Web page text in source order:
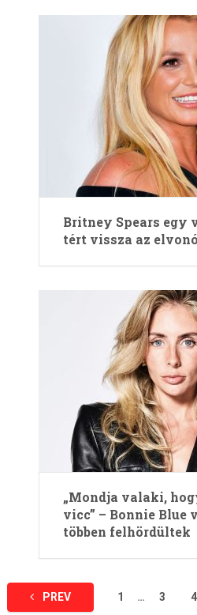
Britney Spears egy
tért vissza az
„Mondja valaki,
vicc” – Bonnie Blue
többen felhördültek
Bejegyzések
PREV 1 … 3 4